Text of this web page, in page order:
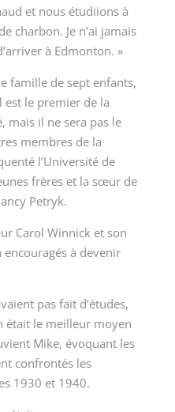
et nous étudiions à
charbon. Je n’ai jamais
à Edmonton. »
famille de sept enfants,
est le premier de la
mais il ne sera pas le
membres de la
l’Université de
frères et la sœur de
Petryk.
Carol Winnick et son
encouragés à devenir
pas fait d’études,
était le meilleur moyen
Mike, évoquant les
confrontés les
1930 et 1940.